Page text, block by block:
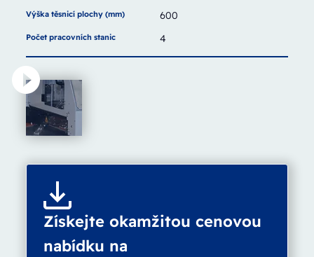
Výška těsnicí plochy (mm) 600
Počet pracovních stanic 4
Získejte okamžitou cenovou
nabídku na